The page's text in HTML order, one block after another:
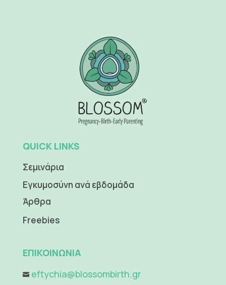
QUICK LINKS
Σεμινάρια
Εγκυμοσύνη ανά εβδομάδα
Άρθρα
Freebies
ΕΠΙΚΟΙΝΩΝΙΑ
eftychia@blossombirth.gr